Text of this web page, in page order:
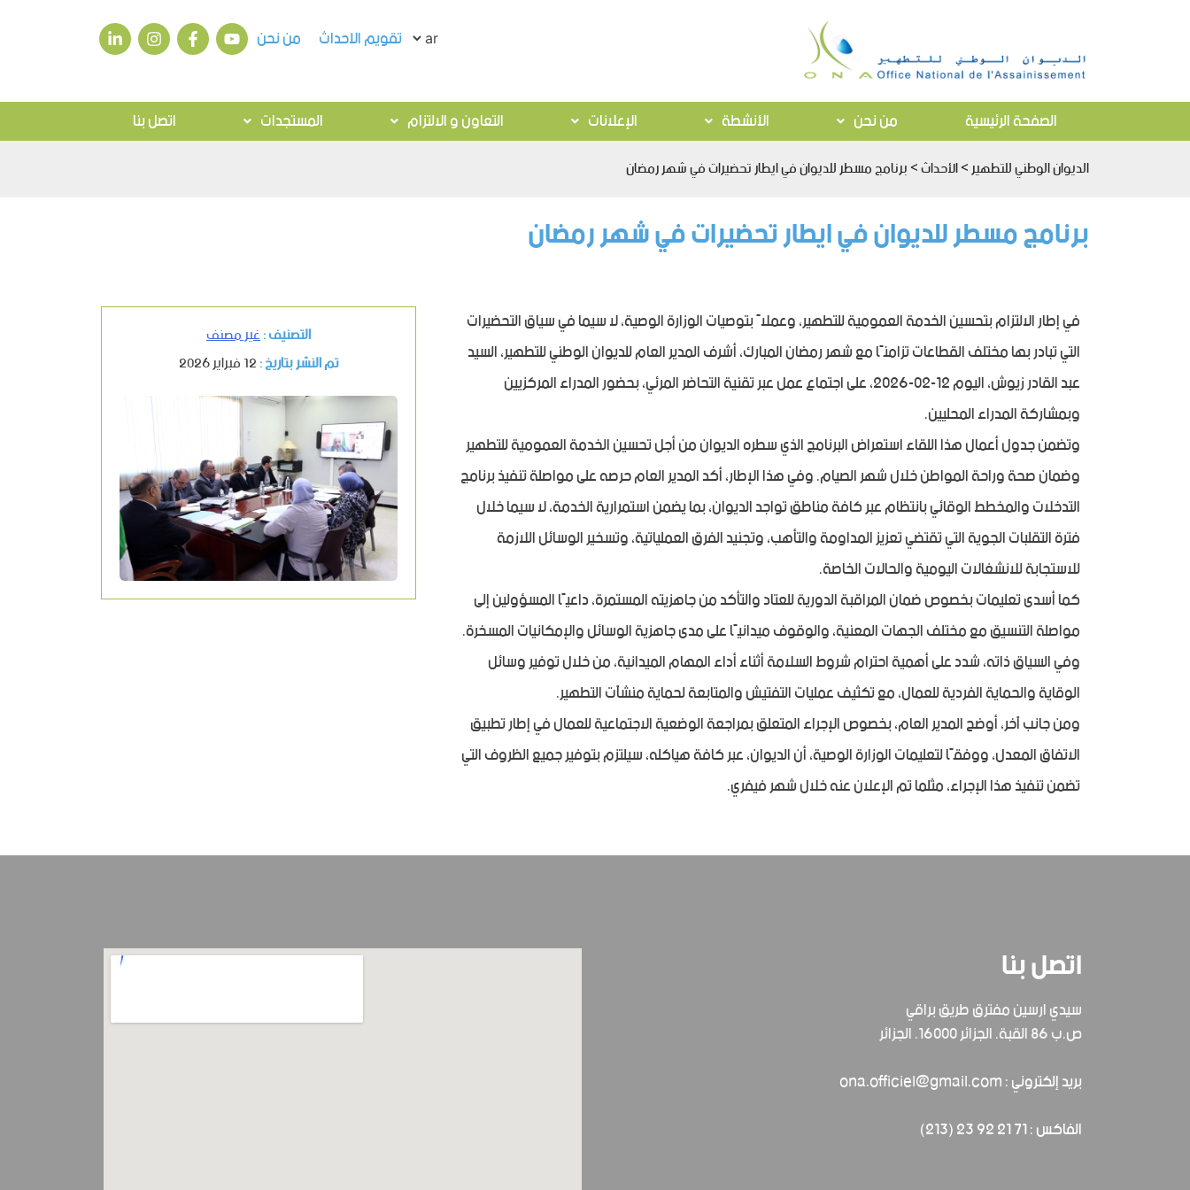
تقويم الأحداث من نحن
الصفحة الرئيسية من نحن الأنشطة الإعلانات التعاون و الالتزام المستجدات اتصل بنا
الديوان الوطني للتطهير>الأحداث>برنامج مسطر للديوان في ايطار تحضيرات في شهر رمضان
برنامج مسطر للديوان في ايطار تحضيرات في شهر رمضان
في إطار الالتزام بتحسين الخدمة العمومية للتطهير، وعملاً بتوصيات الوزارة الوصية، لا سيما في سياق التحضيرات
التي تبادر بها مختلف القطاعات تزامنًا مع شهر رمضان المبارك، أشرف المدير العام للديوان الوطني للتطهير، السيد
عبد القادر زيوش، اليوم 12-02-2026، على اجتماع عمل عبر تقنية التحاضر المرئي، بحضور المدراء المركزيين
وبمشاركة المدراء المحليين.
وتضمن جدول أعمال هذا اللقاء استعراض البرنامج الذي سطره الديوان من أجل تحسين الخدمة العمومية للتطهير
وضمان صحة وراحة المواطن خلال شهر الصيام. وفي هذا الإطار، أكد المدير العام حرصه على مواصلة تنفيذ برنامج
التدخلات والمخطط الوقائي بانتظام عبر كافة مناطق تواجد الديوان، بما يضمن استمرارية الخدمة، لا سيما خلال
فترة التقلبات الجوية التي تقتضي تعزيز المداومة والتأهب، وتجنيد الفرق العملياتية، وتسخير الوسائل اللازمة
للاستجابة للانشغالات اليومية والحالات الخاصة.
كما أسدى تعليمات بخصوص ضمان المراقبة الدورية للعتاد والتأكد من جاهزيته المستمرة، داعيًا المسؤولين إلى
مواصلة التنسيق مع مختلف الجهات المعنية، والوقوف ميدانيًا على مدى جاهزية الوسائل والإمكانيات المسخرة.
وفي السياق ذاته، شدد على أهمية احترام شروط السلامة أثناء أداء المهام الميدانية، من خلال توفير وسائل
الوقاية والحماية الفردية للعمال، مع تكثيف عمليات التفتيش والمتابعة لحماية منشآت التطهير.
ومن جانب آخر، أوضح المدير العام، بخصوص الإجراء المتعلق بمراجعة الوضعية الاجتماعية للعمال في إطار تطبيق
الاتفاق المعدل، ووفقًا لتعليمات الوزارة الوصية، أن الديوان، عبر كافة هياكله، سيلتزم بتوفير جميع الظروف التي
تضمن تنفيذ هذا الإجراء، مثلما تم الإعلان عنه خلال شهر فيفري.
التصنيف :غير مصنف
تم النشر بتاريخ :12 فبراير 2026
اتصل بنا
سيدي ارسين مفترق طريق براقي
ص.ب 86 القبة. الجزائر 16000. الجزائر
بريد إلكتروني : ona.officiel@gmail.com
الفاكس : 71 21 92 23 (213)